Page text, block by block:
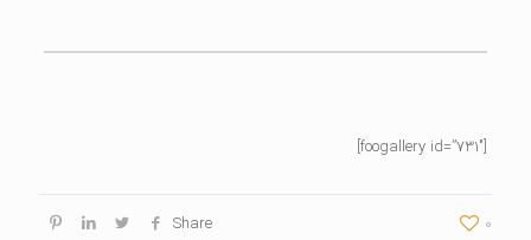
[foogallery id=”731″]
Share 0